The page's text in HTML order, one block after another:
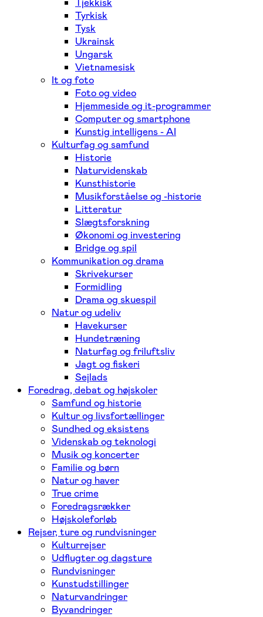
Tyrkisk
Tysk
Ukrainsk
Ungarsk
Vietnamesisk
It og foto
Foto og video
Hjemmeside og it-programmer
Computer og smartphone
Kunstig intelligens - AI
Kulturfag og samfund
Historie
Naturvidenskab
Kunsthistorie
Musikforståelse og -historie
Litteratur
Slægtsforskning
Økonomi og investering
Bridge og spil
Kommunikation og drama
Skrivekurser
Formidling
Drama og skuespil
Natur og udeliv
Havekurser
Hundetræning
Naturfag og friluftsliv
Jagt og fiskeri
Sejlads
Foredrag, debat og højskoler
Samfund og historie
Kultur og livsfortællinger
Sundhed og eksistens
Videnskab og teknologi
Musik og koncerter
Familie og børn
Natur og haver
True crime
Foredragsrækker
Højskoleforløb
Rejser, ture og rundvisninger
Kulturrejser
Udflugter og dagsture
Rundvisninger
Kunstudstillinger
Naturvandringer
Byvandringer